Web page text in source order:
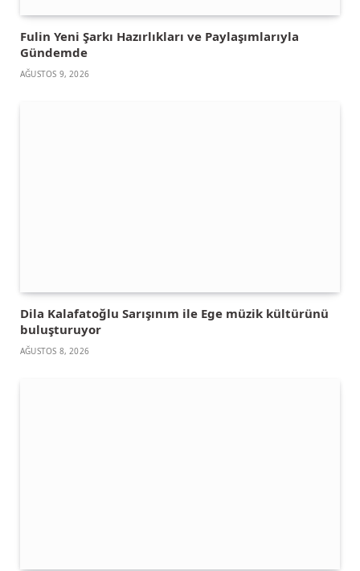
Fulin Yeni Şarkı Hazırlıkları ve Paylaşımlarıyla
Gündemde
AĞUSTOS 9, 2026
Dila Kalafatoğlu Sarışınım ile Ege müzik kültürünü
buluşturuyor
AĞUSTOS 8, 2026